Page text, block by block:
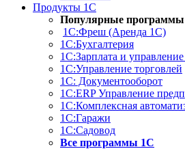
Продукты 1С
Популярные
1С:Фреш (Аренда 1С)
1С:Бухгалтерия
1С:Зарплата и
1С:Управление торговлей
1С: Документооборот
1С:ERP Управление
1С:Комплексная
1С:Гаражи
1С:Садовод
Все программы 1С